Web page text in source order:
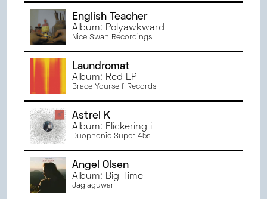
English Teacher
Album: Polyawkward
Nice Swan Recordings
Laundromat
Album: Red EP
Brace Yourself Records
Astrel K
Album: Flickering i
Duophonic Super 45s
Angel Olsen
Album: Big Time
Jagjaguwar